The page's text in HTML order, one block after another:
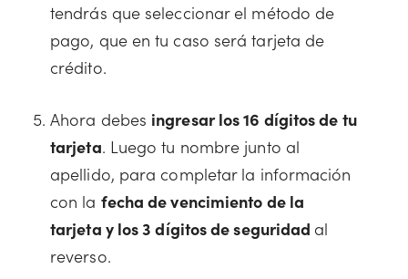
tendrás que seleccionar el método de
pago, que en tu caso será tarjeta de
crédito.
Ahora debes ingresar los 16 dígitos de tu
tarjeta. Luego tu nombre junto al
apellido, para completar la información
con la fecha de vencimiento de la
tarjeta y los 3 dígitos de seguridad al
reverso.